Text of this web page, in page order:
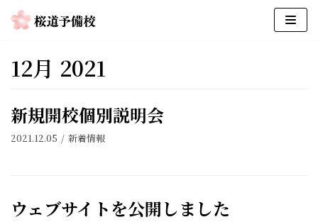
テ
ツ
へ
ス
12月 2021
新規開校個別説明会
2021.12.05 新着情報
ウェブサイトを公開しました